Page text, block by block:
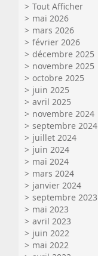
Tout Afficher
mai 2026
mars 2026
février 2026
décembre 2025
novembre 2025
octobre 2025
juin 2025
avril 2025
novembre 2024
septembre 2024
juillet 2024
juin 2024
mai 2024
mars 2024
janvier 2024
septembre 2023
mai 2023
avril 2023
juin 2022
mai 2022